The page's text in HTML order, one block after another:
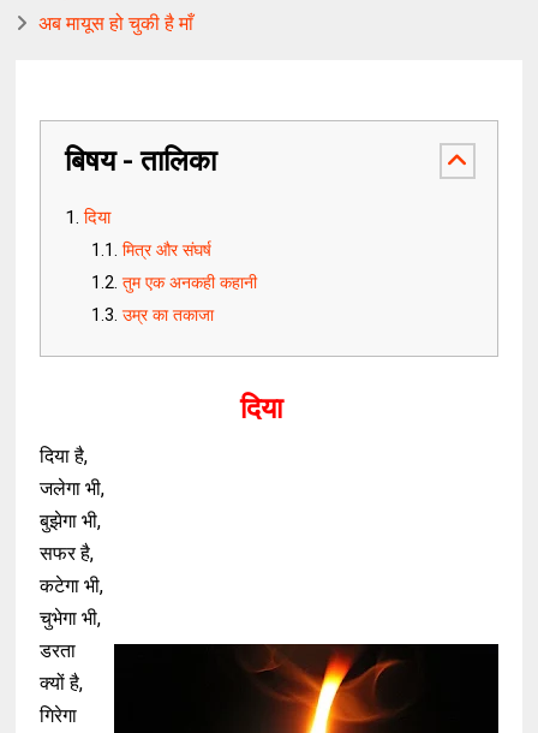
अब मायूस हो चुकी है माँ
बिषय - तालिका
दिया
मित्र और संघर्ष
तुम एक अनकही कहानी
उम्र का तकाजा
दिया
दिया है,
जलेगा भी,
बुझेगा भी,
सफर है,
कटेगा भी,
चुभेगा भी,
डरता
क्यों है,
गिरेगा